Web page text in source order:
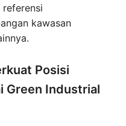
referensi
kawasan
Posisi
Green Industrial